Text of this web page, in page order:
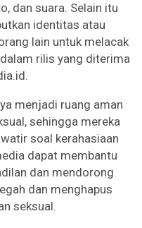
dan suara. Selain itu
identitas atau
lain untuk melacak
rilis yang diterima
menjadi ruang aman
sehingga mereka
soal kerahasiaan
dapat membantu
dan mendorong
dan menghapus
seksual.